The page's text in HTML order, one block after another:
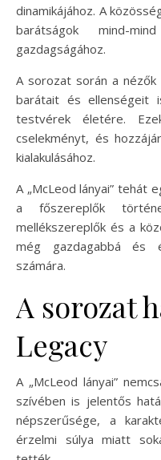
dinamikájához. A
barátságok mind-
gazdagságához.
A sorozat során a nézők
barátait és ellenségeit
testvérek életére.
cselekményt, és
kialakulásához.
A „McLeod lányai” tehát
a főszereplők
mellékszereplők és a
még gazdagabbá és
számára.
A sorozat
Legacy
A „McLeod lányai”
szívében is jelentős
népszerűsége, a
érzelmi súlya miatt